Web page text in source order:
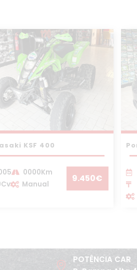
KSF 400
0000Km
Manual
9.450€
POTÊNCIA CAR